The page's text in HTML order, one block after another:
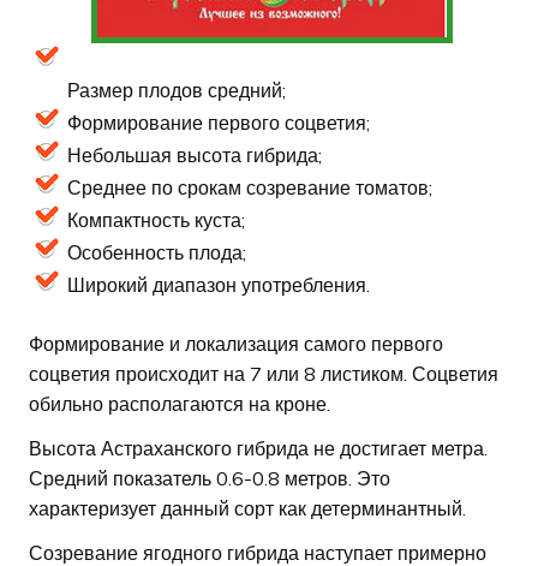
Размер плодов средний;
Формирование первого соцветия;
Небольшая высота гибрида;
Среднее по срокам созревание томатов;
Компактность куста;
Особенность плода;
Широкий диапазон употребления.
Формирование и локализация самого первого
соцветия происходит на 7 или 8 листиком. Соцветия
обильно располагаются на кроне.
Высота Астраханского гибрида не достигает метра.
Средний показатель 0.6-0.8 метров. Это
характеризует данный сорт как детерминантный.
Созревание ягодного гибрида наступает примерно